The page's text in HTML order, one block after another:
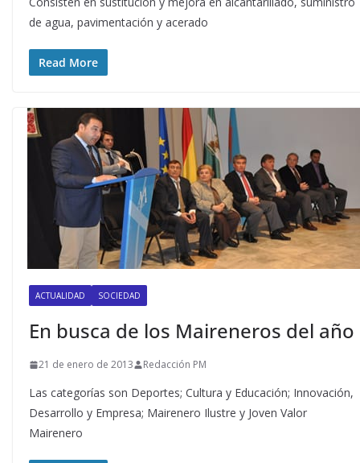
de agua, pavimentación y acerado
Read More
ACTUALIDAD SOCIEDAD
En busca de los Maireneros del año
21 de enero de 2013 Redacción PM
Las categorías son Deportes; Cultura y Educación; Innovación,
Desarrollo y Empresa; Mairenero Ilustre y Joven Valor
Mairenero